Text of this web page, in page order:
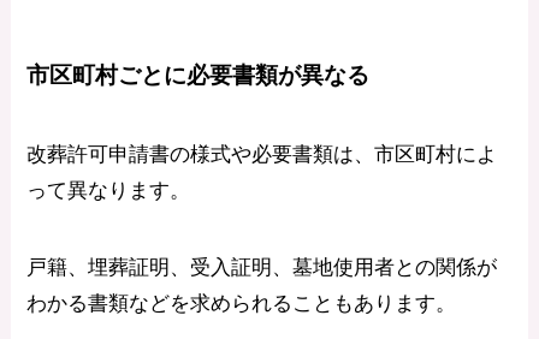
市区町村ごとに必要書類が異なる
改葬許可申請書の様式や必要書類は、市区町村によ
って異なります。
戸籍、埋葬証明、受入証明、墓地使用者との関係が
わかる書類などを求められることもあります。